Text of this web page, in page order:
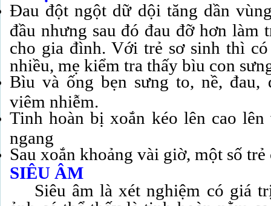
Đau đột ngột dữ dội tăng dần
đầu nhưng sau đó đau đỡ hơn làm
cho gia đình. Với trẻ sơ sinh thì
nhiều, mẹ kiểm tra thấy bìu con
Bìu và ống bẹn sưng to, nề,
viêm nhiễm.
Tinh hoàn bị xoắn kéo lên cao
ngang
Sau xoắn khoảng vài giờ, một số trẻ
SIÊU ÂM
Siêu âm là xét nghiệm có giá